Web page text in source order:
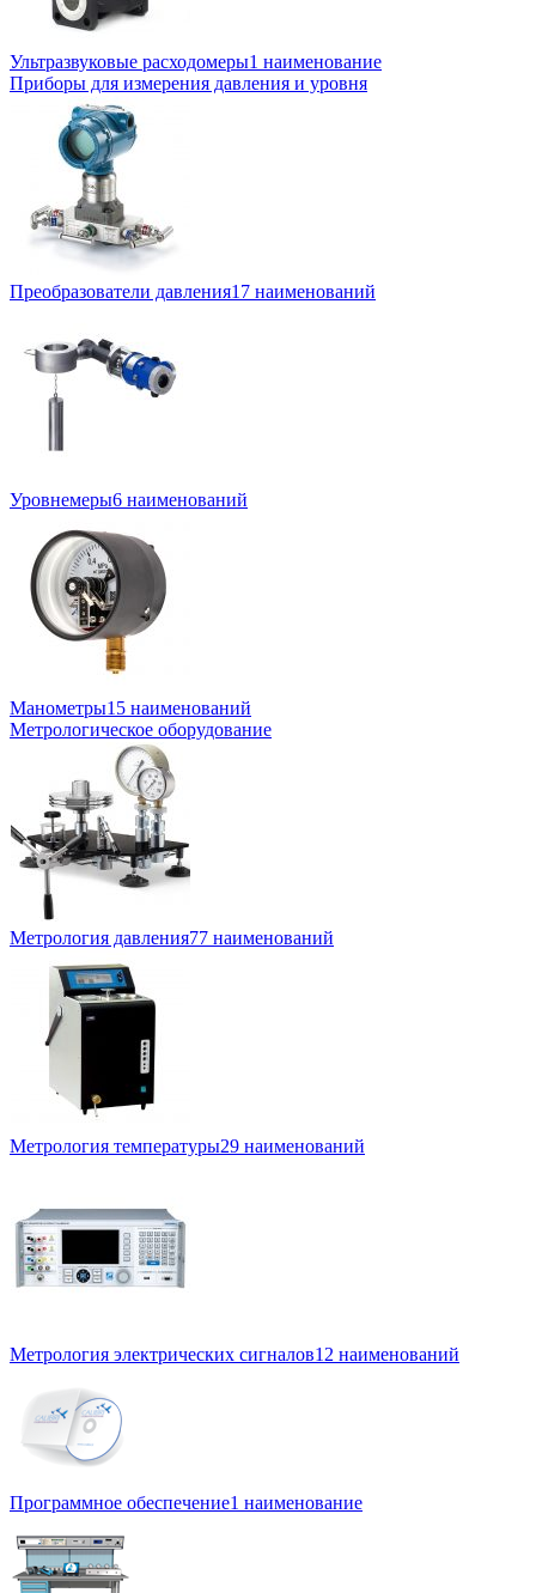
Ультразвуковые расходомеры1 наименование
Приборы для измерения давления и уровня
Преобразователи давления17 наименований
Уровнемеры6 наименований
Манометры15 наименований
Метрологическое оборудование
Метрология давления77 наименований
Метрология температуры29 наименований
Метрология электрических сигналов12 наименований
Программное обеспечение1 наименование